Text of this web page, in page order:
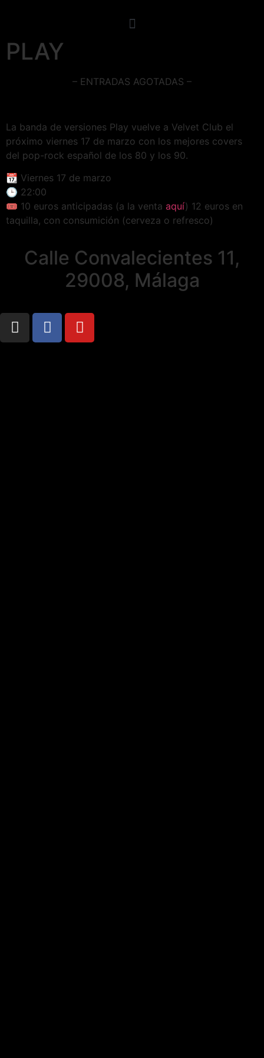
PLAY
– ENTRADAS AGOTADAS –
La banda de versiones Play vuelve a Velvet Club el
próximo viernes 17 de marzo con los mejores covers
del pop-rock español de los 80 y los 90.
📆 Viernes 17 de marzo
🕒 22:00
🎟️ 10 euros anticipadas (a la venta aquí) 12 euros en
taquilla, con consumición (cerveza o refresco)
Calle Convalecientes 11,
29008, Málaga